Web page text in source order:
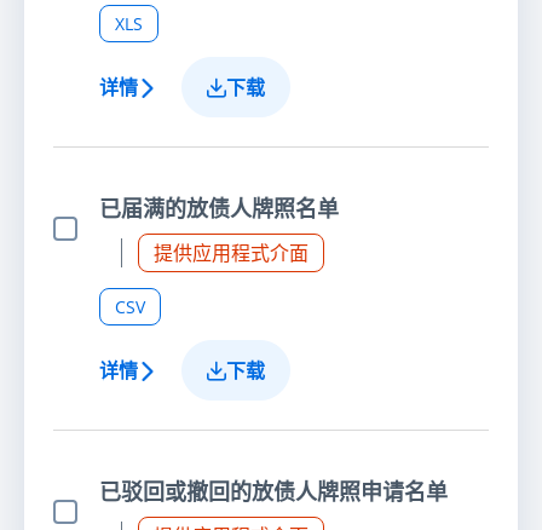
XLS
详情 下载
选择项目
已届满的放债人牌照名单
提供应用程式介面
CSV
详情 下载
已驳回或撤回的放债人牌照申请名单